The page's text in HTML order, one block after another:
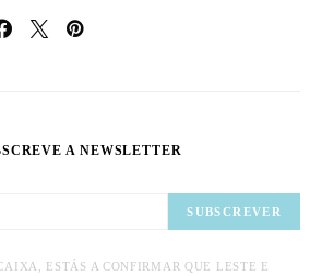
A NEWSLETTER
SUBSCREVER
ESTÁS A CONFIRMAR QUE LESTE E